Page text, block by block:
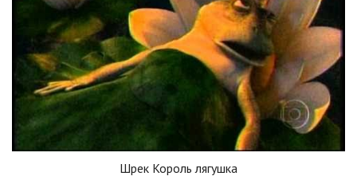
Шрек Король лягушка